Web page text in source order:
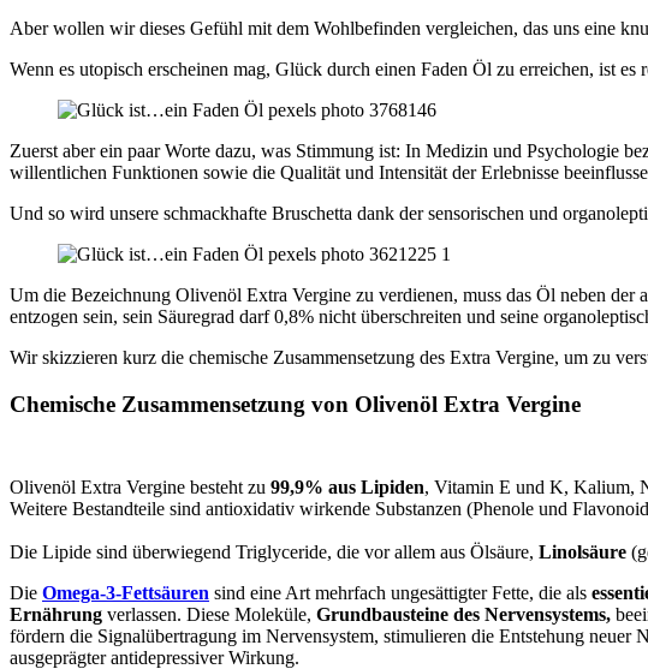
Aber wollen wir dieses Gefühl mit dem Wohlbefinden vergleichen, das uns eine
Wenn es utopisch erscheinen mag, Glück durch einen Faden Öl zu erreichen, ist
Zuerst aber ein paar Worte dazu, was Stimmung ist: In Medizin und Psychologie
willentlichen Funktionen sowie die Qualität und Intensität der Erlebnisse
Und so wird unsere schmackhafte Bruschetta dank der sensorischen und
Um die Bezeichnung Olivenöl Extra Vergine zu verdienen, muss das Öl neben
entzogen sein, sein Säuregrad darf 0,8% nicht überschreiten und seine
Wir skizzieren kurz die chemische Zusammensetzung des Extra Vergine, um zu
Chemische Zusammensetzung von Olivenöl Extra Vergine
Olivenöl Extra Vergine besteht zu 99,9% aus Lipiden, Vitamin E und K, Kalium,
Weitere Bestandteile sind antioxidativ wirkende Substanzen (Phenole und
Die Lipide sind überwiegend Triglyceride, die vor allem aus Ölsäure, Linolsäure
Die Omega-3-Fettsäuren sind eine Art mehrfach ungesättigter Fette, die als
Ernährung verlassen. Diese Moleküle, Grundbausteine des Nervensystems,
fördern die Signalübertragung im Nervensystem, stimulieren die Entstehung
ausgeprägter antidepressiver Wirkung.